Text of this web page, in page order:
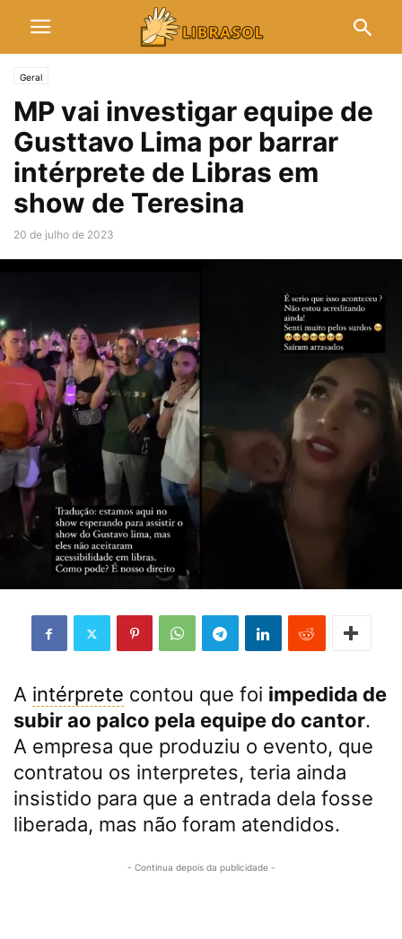
Geral
MP vai investigar equipe de
Gusttavo Lima por barrar
intérprete de Libras em
show de Teresina
20 de julho de 2023
A intérprete contou que foi impedida de
subir ao palco pela equipe do cantor.
A empresa que produziu o evento, que
contratou os interpretes, teria ainda
insistido para que a entrada dela fosse
liberada, mas não foram atendidos.
- Continua depois da publicidade -